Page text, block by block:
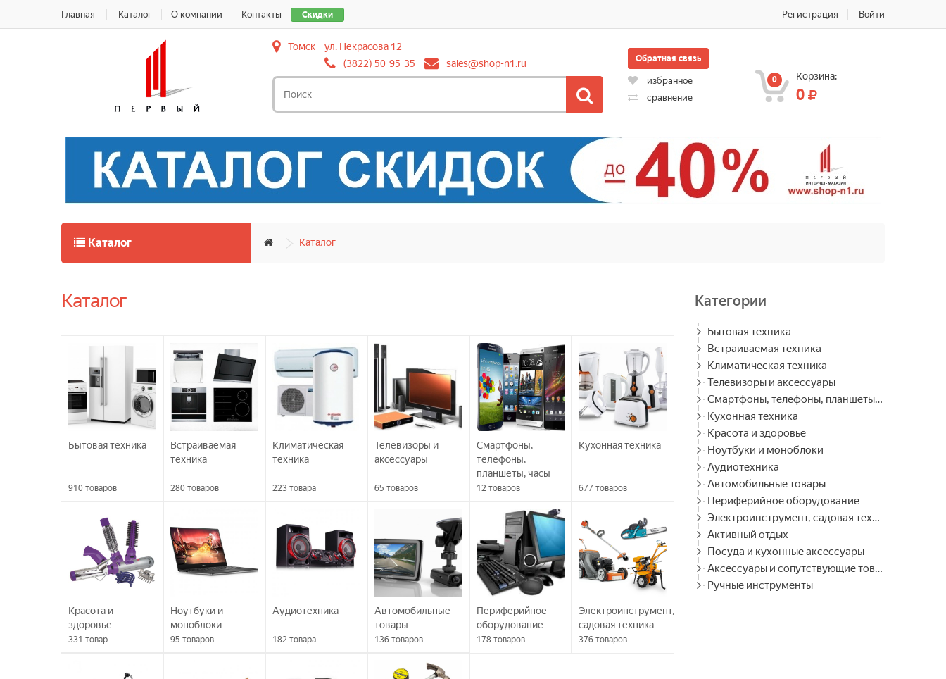
Скидки
Главная Каталог О компании Контакты Регистрация Войти
Томск
ул. Некрасова 12
(3822) 50-95-35
sales@shop-n1.ru Обратная связь
избранное
сравнение
0 Корзина:
0
Каталог Каталог
Каталог
Бытовая техника
910 товаров
Встраиваемая
техника
280 товаров
Климатическая
техника
223 товара
Телевизоры и
аксессуары
65 товаров
Смартфоны,
телефоны,
планшеты, часы
12 товаров
Кухонная техника
677 товаров
Красота и
здоровье
331 товар
Ноутбуки и
моноблоки
95 товаров
Аудиотехника
182 товара
Автомобильные
товары
136товаров
Периферийное
оборудование
178 товаров
Электроинструмент,
садовая техника
376товаров
Категории
Бытовая техника
Встраиваемая техника
Климатическая техника
Телевизоры и аксессуары
Смартфоны, телефоны, планшеты, часы
Кухонная техника
Красота и здоровье
Ноутбуки и моноблоки
Аудиотехника
Автомобильные товары
Периферийное оборудование
Электроинструмент, садовая техника
Активный отдых
Посуда и кухонные аксессуары
Аксессуары и сопутствующие товары
Ручные инструменты